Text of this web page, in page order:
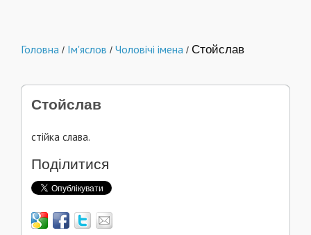
Головна / Ім'яслов / Чоловічі імена / Стойслав
Стойслав
стійка слава.
Поділитися